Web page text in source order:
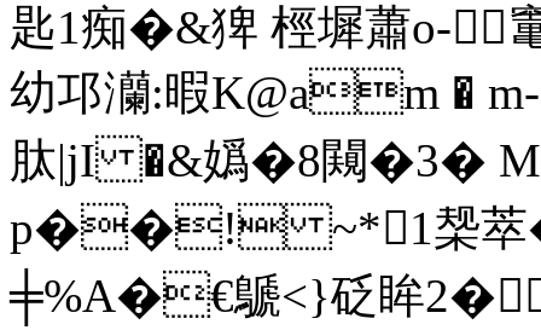
匙1痴�&猈 桱墀蕭o-
幼邛灡:暇K@am �
肽|jI �&嬀�8闚�3�
p��! ~*1椝萃
╪%A�€鷈<}砭眸